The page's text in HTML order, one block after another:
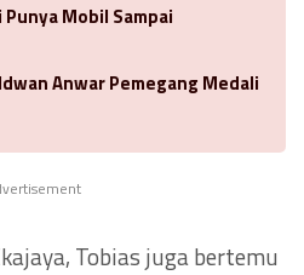
Mobil Sampai
Anwar Pemegang Medali
Tobias juga bertemu